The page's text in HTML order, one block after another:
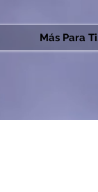
Más Para